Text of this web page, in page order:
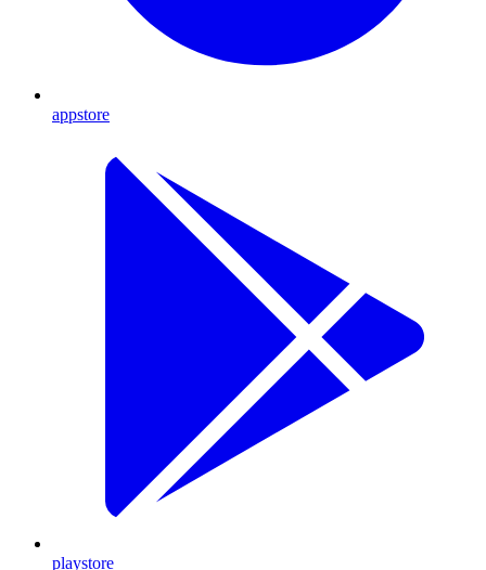
appstore
playstore